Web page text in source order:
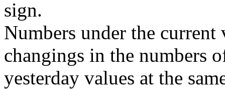
sign.
Numbers under the
changings in the numbers
yesterday values at the